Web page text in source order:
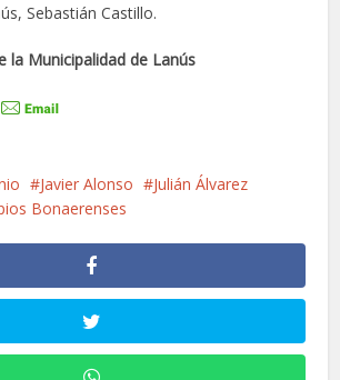
Sebastián Castillo.
la Municipalidad de Lanús
Javier Alonso
Julián Álvarez
Bonaerenses